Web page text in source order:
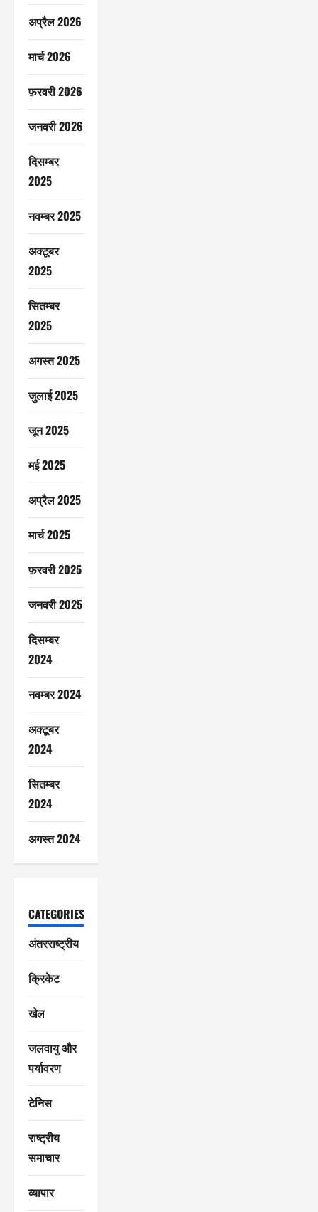
अप्रैल 2026
मार्च 2026
फ़रवरी 2026
जनवरी 2026
दिसम्बर
2025
नवम्बर 2025
अक्टूबर
2025
सितम्बर
2025
अगस्त 2025
जुलाई 2025
जून 2025
मई 2025
अप्रैल 2025
मार्च 2025
फ़रवरी 2025
जनवरी 2025
दिसम्बर
2024
नवम्बर 2024
अक्टूबर
2024
सितम्बर
2024
अगस्त 2024
CATEGORIES
अंतरराष्ट्रीय
क्रिकेट
खेल
जलवायु और
पर्यावरण
टेनिस
राष्ट्रीय
समाचार
व्यापार